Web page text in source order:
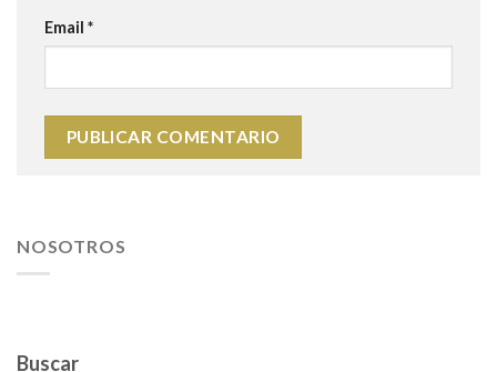
Email *
NOSOTROS
Buscar